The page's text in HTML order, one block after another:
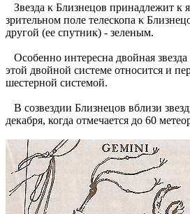
Звезда κ Близнецов принадлежит к
зрительном поле телескопа κ
другой (ее спутник) - зеленым.
Особенно интересна двойная
этой двойной системе относится и
шестерной системой.
В созвездии Близнецов вблизи
декабря, когда отмечается до 60